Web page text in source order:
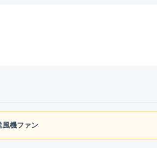
風機ファン